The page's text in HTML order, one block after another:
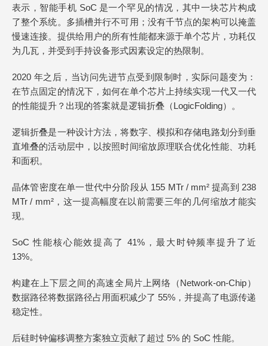
表示，智能手机 SoC 是一个罕见的情况，其中一块芯片构成
了整个系统。多插槽并行不可用；没有千节点的架构可以掩盖
慢速连接。提供给用户的所有性能都来源于单个芯片，功耗仅
为几瓦，并受到手持设备形式因素设定的热限制。
2020 年之后，当访问先进节点受到限制时，实际问题变为：
在节点固定的情况下，如何在单个芯片上持续实现一代又一代
的性能提升？出现的答案就是逻辑折叠（LogicFolding）。
逻辑折叠是一种设计方法，将数字、模拟和存储电路划分到垂
直堆叠的活动层中，以按照时间缩放原理联合优化性能、功耗
和面积。
晶体管密度在单一世代中分阶段从 155 MTr / mm² 提高到 238
MTr / mm²，这一提高幅度在以前需要三年的几何缩放才能实
现。
SoC 性能核心能效提高了 41%，最大时钟频率提升了近
13%。
构建在上下层之间的高速全局片上网络（Network-on-Chip）
数据路径将数据路径占用面积减少了 55%，并提高了电源传递
稳定性。
后硅时钟偏移调整方案独立贡献了超过 5% 的 SoC 性能。